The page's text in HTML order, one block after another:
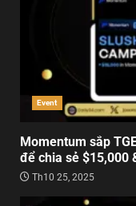
Event
Momentum sắp
để chia sẻ $15,000
Th10 25, 2025